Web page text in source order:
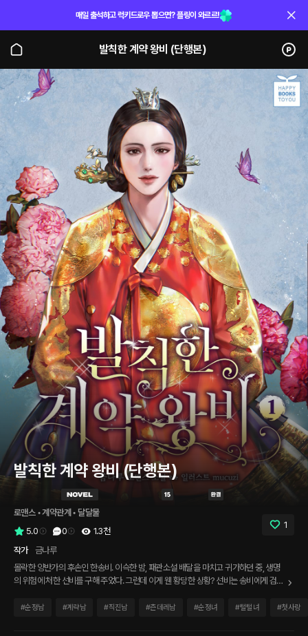
매일 출석하고 럭키드로우 뽑으면? 플링이 와르르!
발칙한 계약 왕비 (단행본)
발칙한 계약 왕비 (단행본)
로맨스 • 계약관계 • 달달물
5.0
0 1.3천
1
작가
금나루
몰락한 양반가의 후손인 한송비. 이슥한 밤, 패관소설 배달을 마치고 귀가하던 중, 생명
의 위험에 처한 선비를 구해 주었다. 그런데 이게 웬 황당한 상황? 선비는 송비에게 검을
릅쓰고 도와줬는데. 은백의 월광이 맺힌 검 끝이 선득하게 빛났다. 더 소름 돋는 것은 지
#순정남 #계략남 #직진남 #츤데레남 #순정녀 #털털녀 #첫사랑